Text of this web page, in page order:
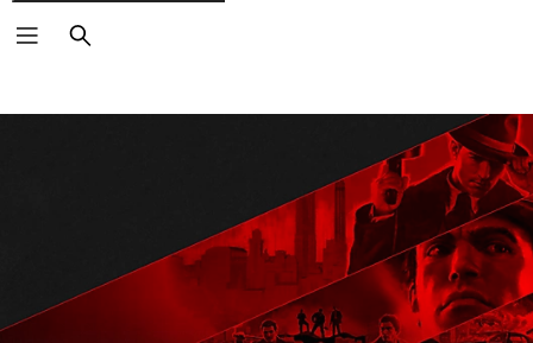
Pretraga